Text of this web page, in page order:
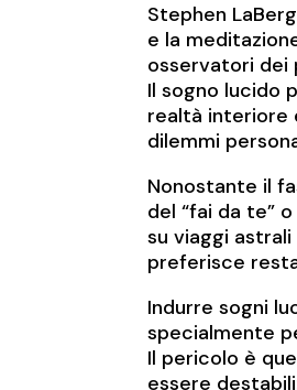
Stephen
e la
osservatori dei
Il sogno lucido
realtà interiore
dilemmi
Nonostante il
del “fai da te”
su viaggi
preferisce
Indurre sogni
specialmente
Il pericolo è
essere